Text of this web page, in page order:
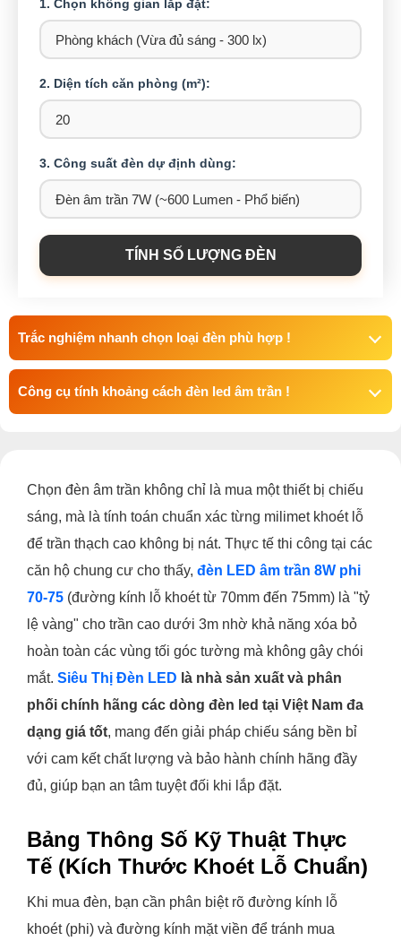
1. Chọn không gian lắp đặt:
2. Diện tích căn phòng (m²):
3. Công suất đèn dự định dùng:
TÍNH SỐ LƯỢNG ĐÈN
Trắc nghiệm nhanh chọn loại đèn phù hợp !
Công cụ tính khoảng cách đèn led âm trần !
Chọn đèn âm trần không chỉ là mua một thiết bị chiếu
sáng, mà là tính toán chuẩn xác từng milimet khoét lỗ
để trần thạch cao không bị nát. Thực tế thi công tại các
căn hộ chung cư cho thấy, đèn LED âm trần 8W phi
70-75 (đường kính lỗ khoét từ 70mm đến 75mm) là "tỷ
lệ vàng" cho trần cao dưới 3m nhờ khả năng xóa bỏ
hoàn toàn các vùng tối góc tường mà không gây chói
mắt. Siêu Thị Đèn LED là nhà sản xuất và phân
phối chính hãng các dòng đèn led tại Việt Nam đa
dạng giá tốt, mang đến giải pháp chiếu sáng bền bỉ
với cam kết chất lượng và bảo hành chính hãng đầy
đủ, giúp bạn an tâm tuyệt đối khi lắp đặt.
Bảng Thông Số Kỹ Thuật Thực
Tế (Kích Thước Khoét Lỗ Chuẩn)
Khi mua đèn, bạn cần phân biệt rõ đường kính lỗ
khoét (phi) và đường kính mặt viền để tránh mua